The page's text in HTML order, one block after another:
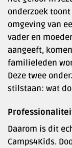
onderzoek
omgeving van
vader en
aangeeft, komen
familieleden
Deze twee
stilstaan: wat
Daarom is dit
Camps4Kids.